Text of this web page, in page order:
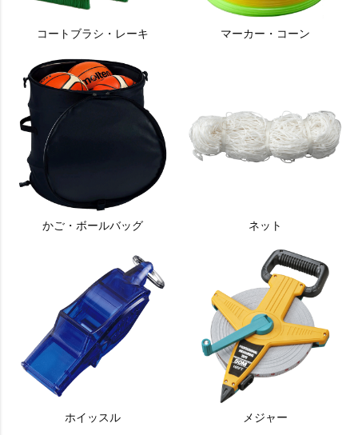
コートブラシ・レーキ マーカー・コーン
かご・ボールバッグ ネット
ホイッスル メジャー